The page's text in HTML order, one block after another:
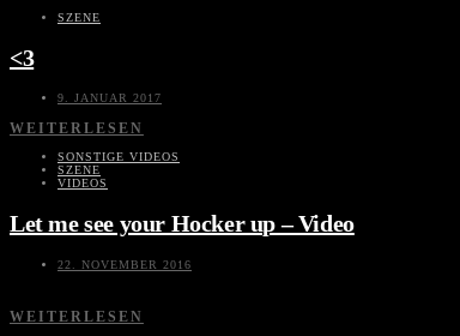
SZENE
<3
9. JANUAR 2017
WEITERLESEN
SONSTIGE VIDEOS
SZENE
VIDEOS
Let me see your Hocker up – Video
22. NOVEMBER 2016
WEITERLESEN